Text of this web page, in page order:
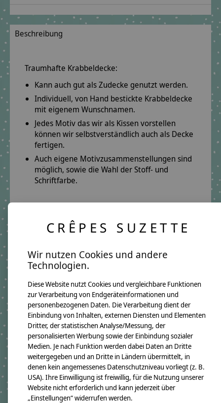
Beschreibung
Traumhafte Krabbeldecke:
Kann auch gut als Zudecke genutzt werden.
Individuell, von Hand bestickte Krabbeldecke
mit eigenem Wunschnamen.
Jedes Motiv das wir als Kissen vorstellen
können wir selbstverständlich auch als Decke
fertigen.
Auch eigene Motivzusammenstellungen sind
möglich, sowie die Wahl der Stoff- und
Schriftfarbe.
gefüllt mit allergikerfreundlichem Volumen-
100% Baumwollstoffe
Lieferung erfolgt in einer Tasche mit
Sichtfenster
Produktangaben:
Bettwäsche Tim 2011
GTIN: 4250608103191
Deckenmaße:
Breite ca. 100cm
Höhe ca. 130cm
Material:
100% Baumwollstoff OEKO-TEX 100
Immer dabei ist ein Namensanhänger aus Holzwürfeln
Füllung:
allergikerfreundliches Volumen-Rollvlies aus Polyesterfasern OEKO-TEX
CRÊPES SUZETTE
Wir nutzen Cookies und andere
Technologien.
Diese Website nutzt Cookies und vergleichbare Funktionen
zur Verarbeitung von Endgeräteinformationen und
personenbezogenen Daten. Die Verarbeitung dient der
Einbindung von Inhalten, externen Diensten und Elementen
Dritter, der statistischen Analyse/Messung, der
personalisierten Werbung sowie der Einbindung sozialer
Medien. Je nach Funktion werden dabei Daten an Dritte
weitergegeben und an Dritte in Ländern übermittelt, in
denen kein angemessenes Datenschutzniveau vorliegt (z. B.
USA). Ihre Einwilligung ist freiwillig, für die Nutzung unserer
Website nicht erforderlich und kann jederzeit über
„Einstellungen“ widerrufen werden.